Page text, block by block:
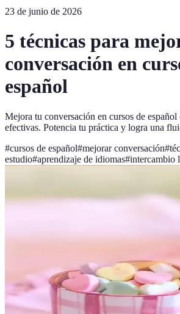
23 de junio de 2026
5 técnicas para
conversación en
español
Mejora tu conversación en cursos de español
efectivas. Potencia tu práctica y logra una
#cursos de español#mejorar conversación#
estudio#aprendizaje de idiomas#intercambio